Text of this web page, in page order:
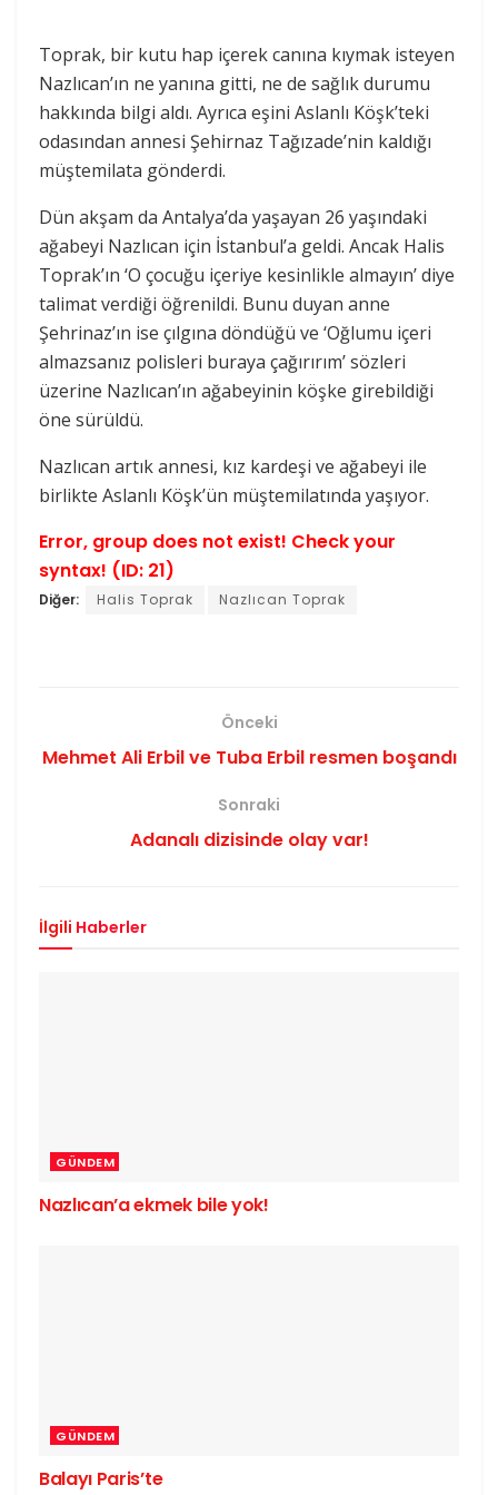
Toprak, bir kutu hap içerek canına kıymak isteyen
Nazlıcan’ın ne yanına gitti, ne de sağlık durumu
hakkında bilgi aldı. Ayrıca eşini Aslanlı Köşk’teki
odasından annesi Şehirnaz Tağızade’nin kaldığı
müştemilata gönderdi.
Dün akşam da Antalya’da yaşayan 26 yaşındaki
ağabeyi Nazlıcan için İstanbul’a geldi. Ancak Halis
Toprak’ın ‘O çocuğu içeriye kesinlikle almayın’ diye
talimat verdiği öğrenildi. Bunu duyan anne
Şehrinaz’ın ise çılgına döndüğü ve ‘Oğlumu içeri
almazsanız polisleri buraya çağırırım’ sözleri
üzerine Nazlıcan’ın ağabeyinin köşke girebildiği
öne sürüldü.
Nazlıcan artık annesi, kız kardeşi ve ağabeyi ile
birlikte Aslanlı Köşk’ün müştemilatında yaşıyor.
Error, group does not exist! Check your
syntax! (ID: 21)
Diğer: Halis Toprak Nazlıcan Toprak
Önceki
Mehmet Ali Erbil ve Tuba Erbil resmen boşandı
Sonraki
Adanalı dizisinde olay var!
İlgili Haberler
GÜNDEM
Nazlıcan’a ekmek bile yok!
GÜNDEM
Balayı Paris’te